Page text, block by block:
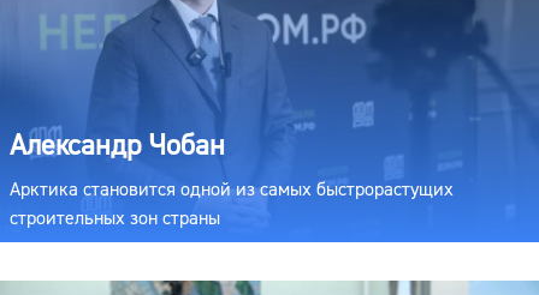
Александр Чобан
Арктика становится одной из самых быстрорастущих
строительных зон страны